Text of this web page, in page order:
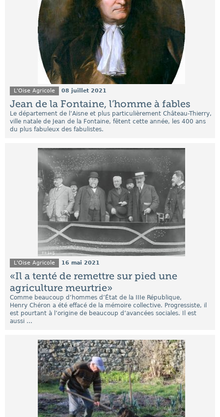
L'Oise Agricole 08 juillet 2021
Jean de la Fontaine, l’homme à fables
Le département de l’Aisne et plus particulièrement Château-Thierry,
ville natale de Jean de la Fontaine, fêtent cette année, les 400 ans
du plus fabuleux des fabulistes.
L'Oise Agricole 16 mai 2021
«Il a tenté de remettre sur pied une
agriculture meurtrie»
Comme beaucoup d’hommes d’État de la IIIe République,
Henry Chéron a été effacé de la mémoire collective. Progressiste, il
est pourtant à l’origine de beaucoup d’avancées sociales. Il est
aussi ...